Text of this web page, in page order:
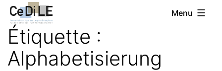
au
contenu
CeDiLE Menu
Étiquette :
Alphabetisierung